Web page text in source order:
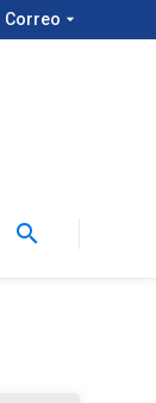
Correo arrow_drop_down
search